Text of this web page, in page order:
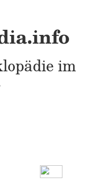
im